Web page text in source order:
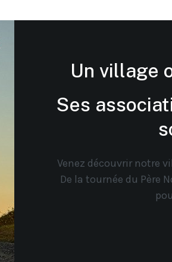
Un village
Ses
Venez découvrir notre
De la tournée du Père